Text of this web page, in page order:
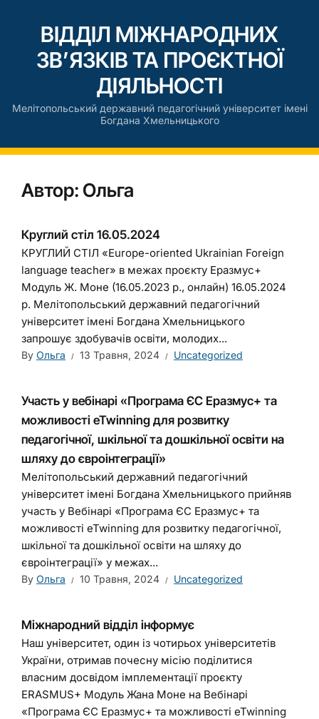
ВІДДІЛ МІЖНАРОДНИХ
ЗВ’ЯЗКІВ ТА ПРОЄКТНОЇ
ДІЯЛЬНОСТІ
Мелітопольський державний педагогічний університет імені
Богдана Хмельницького
Автор: Ольга
Круглий стіл 16.05.2024
КРУГЛИЙ СТІЛ «Europe-oriented Ukrainian Foreign
language teacher» в межах проєкту Еразмус+
Модуль Ж. Моне (16.05.2023 р., онлайн) 16.05.2024
р. Мелітопольський державний педагогічний
університет імені Богдана Хмельницького
запрошує здобувачів освіти, молодих...
By Ольга 13 Травня, 2024 Uncategorized
Участь у вебінарі «Програма ЄС Еразмус+ та
можливості eTwinning для розвитку
педагогічної, шкільної та дошкільної освіти на
шляху до євроінтеграції»
Мелітопольський державний педагогічний
університет імені Богдана Хмельницького прийняв
участь у Вебінарі «Програма ЄС Еразмус+ та
можливості eTwinning для розвитку педагогічної,
шкільної та дошкільної освіти на шляху до
євроінтеграції» у межах...
By Ольга 10 Травня, 2024 Uncategorized
Міжнародний відділ інформує
Наш університет, один із чотирьох університетів
України, отримав почесну місію поділитися
власним досвідом імплементації проєкту
ERASMUS+ Модуль Жана Моне на Вебінарі
«Програма ЄС Еразмус+ та можливості eTwinning